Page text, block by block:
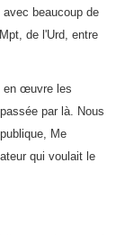
beaucoup de
de l'Urd, entre
en œuvre les
par là. Nous
Me
qui voulait le